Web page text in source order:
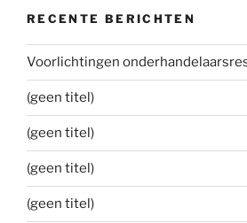
RECENTE BERICHTEN
Voorlichtingen
(geen titel)
(geen titel)
(geen titel)
(geen titel)